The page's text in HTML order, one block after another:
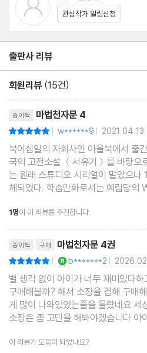
관심작가 알림신청
출판사 리뷰
회원리뷰 (15건)
종이책 마법천자문 4
| w******9 | 2021.04.13
북이십일의 자회사인 아울북에서 출
국의 고전소설 ＜서유기＞를 바탕으
는 원래 스튜디오 시리얼이 맡았으나
체되었다. 학습만화로서는 예림당의 Why? 시리즈와 더불어 엄청
난 성공작인데, 대학생의 ＜맨큐
수학＞을 능가하는 학습만화 덕후들
1명이 이 리뷰를 추천합니다.
종이책 구매 마법천자문 4권
| b*******2 |
별 생각 없이 아이가 너무 재미있다
구매해볼까? 해서 소장을 겸해 구매
게 많이 나와있었는줄을 몰랐네요 세
소장은 좀 고민을 해봐야겠습니다 아
이 리뷰가 도움이 되었나요?